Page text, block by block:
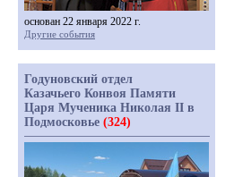
основан 22 января 2022 г.
Другие события
Годуновский отдел
Казачьего Конвоя Памяти
Царя Мученика Николая II в
Подмосковье (324)